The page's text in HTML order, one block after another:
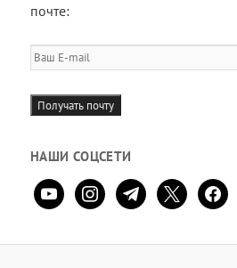
почте:
Ваш
E-
mail
Получать почту
НАШИ СОЦСЕТИ
youtubeinstagramtelegram
x